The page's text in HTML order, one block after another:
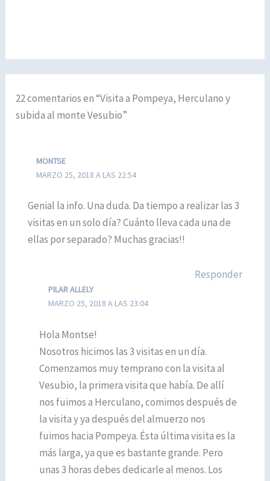
22 comentarios en “Visita a Pompeya, Herculano y
subida al monte Vesubio”
MONTSE
MARZO 25, 2018 A LAS 22:54
Genial la info. Una duda. Da tiempo a realizar las 3
visitas en un solo día? Cuánto lleva cada una de
ellas por separado? Muchas gracias!!
Responder
PILAR ALLELY
MARZO 25, 2018 A LAS 23:04
Hola Montse!
Nosotros hicimos las 3 visitas en un día.
Comenzamos muy temprano con la visita al
Vesubio, la primera visita que había. De allí
nos fuimos a Herculano, comimos después de
la visita y ya después del almuerzo nos
fuimos hacia Pompeya. Ésta última visita es la
más larga, ya que es bastante grande. Pero
unas 3 horas debes dedicarle al menos. Los